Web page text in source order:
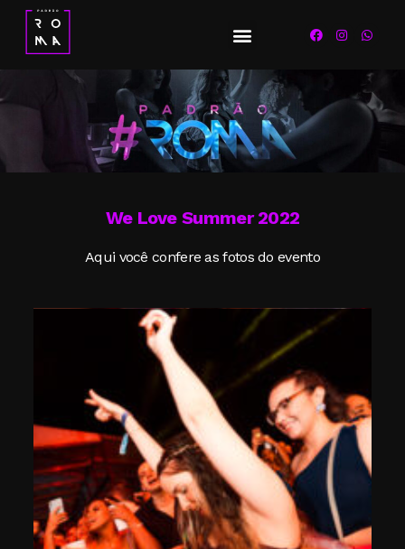
We Love Summer 2022
Aqui você confere as fotos do evento